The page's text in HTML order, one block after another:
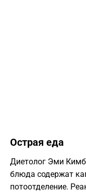
Острая еда
Диетолог Эми
блюда содержат
потоотделение.